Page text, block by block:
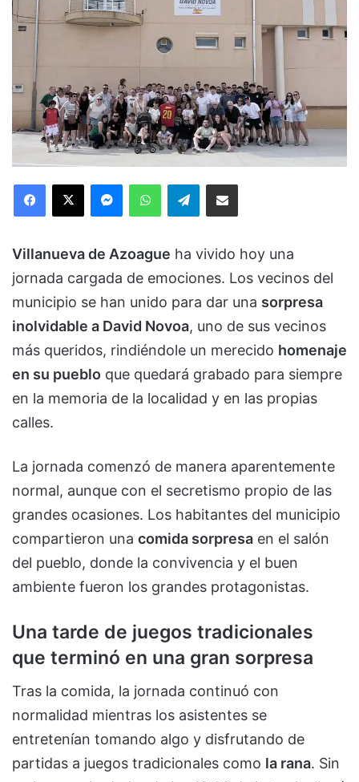
Facebook
X MessengerWhatsAppTelegramCompartir via Email
Villanueva de Azoague ha vivido hoy una
jornada cargada de emociones. Los vecinos del
municipio se han unido para dar una sorpresa
inolvidable a David Novoa, uno de sus vecinos
más queridos, rindiéndole un merecido homenaje
en su pueblo que quedará grabado para siempre
en la memoria de la localidad y en las propias
calles.
La jornada comenzó de manera aparentemente
normal, aunque con el secretismo propio de las
grandes ocasiones. Los habitantes del municipio
compartieron una comida sorpresa en el salón
del pueblo, donde la convivencia y el buen
ambiente fueron los grandes protagonistas.
Una tarde de juegos tradicionales
que terminó en una gran sorpresa
Tras la comida, la jornada continuó con
normalidad mientras los asistentes se
entretenían tomando algo y disfrutando de
partidas a juegos tradicionales como la rana. Sin